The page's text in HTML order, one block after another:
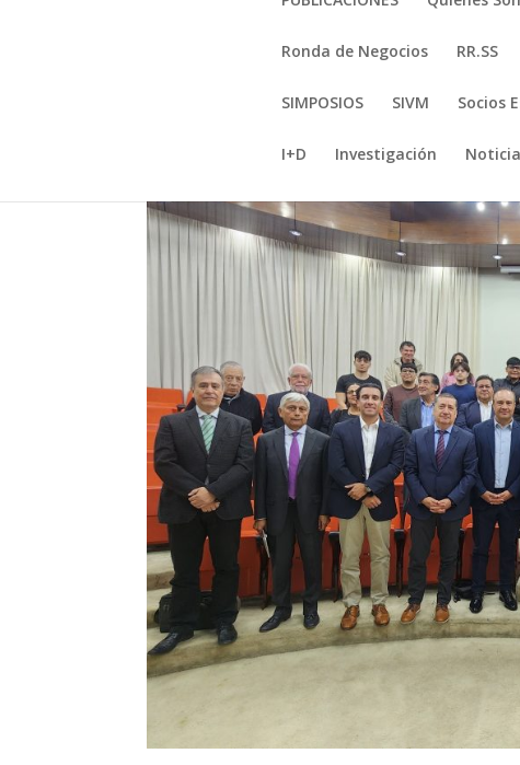
Ronda de Negocios RR.SS
SIMPOSIOS SIVM Socios
I+D Investigación